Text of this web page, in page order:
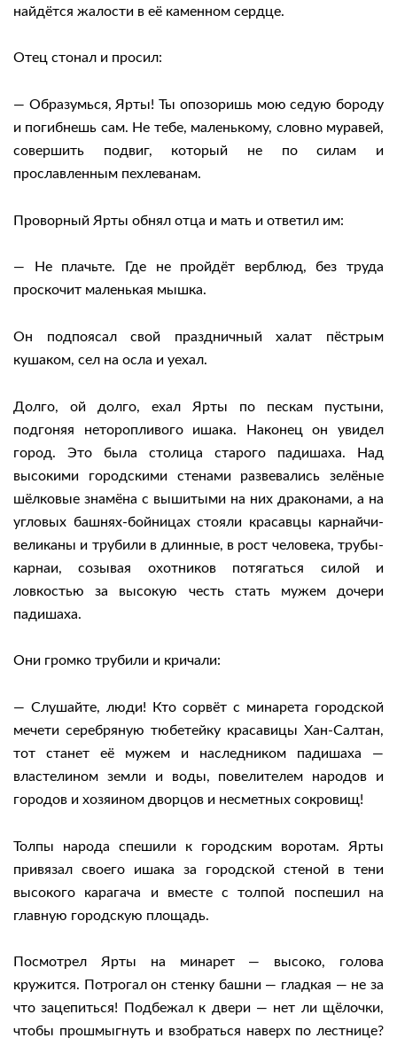
найдётся жалости в её каменном сердце.
Отец стонал и просил:
— Образумься, Ярты! Ты опозоришь мою седую бороду
и погибнешь сам. Не тебе, маленькому, словно муравей,
совершить подвиг, который не по силам и
прославленным пехлеванам.
Проворный Ярты обнял отца и мать и ответил им:
— Не плачьте. Где не пройдёт верблюд, без труда
проскочит маленькая мышка.
Он подпоясал свой праздничный халат пёстрым
кушаком, сел на осла и уехал.
Долго, ой долго, ехал Ярты по пескам пустыни,
подгоняя неторопливого ишака. Наконец он увидел
город. Это была столица старого падишаха. Над
высокими городскими стенами развевались зелёные
шёлковые знамёна с вышитыми на них драконами, а на
угловых башнях-бойницах стояли красавцы карнайчи-
великаны и трубили в длинные, в рост человека, трубы-
карнаи, созывая охотников потягаться силой и
ловкостью за высокую честь стать мужем дочери
падишаха.
Они громко трубили и кричали:
— Слушайте, люди! Кто сорвёт с минарета городской
мечети серебряную тюбетейку красавицы Хан-Салтан,
тот станет её мужем и наследником падишаха —
властелином земли и воды, повелителем народов и
городов и хозяином дворцов и несметных сокровищ!
Толпы народа спешили к городским воротам. Ярты
привязал своего ишака за городской стеной в тени
высокого карагача и вместе с толпой поспешил на
главную городскую площадь.
Посмотрел Ярты на минарет — высоко, голова
кружится. Потрогал он стенку башни — гладкая — не за
что зацепиться! Подбежал к двери — нет ли щёлочки,
чтобы прошмыгнуть и взобраться наверх по лестнице?